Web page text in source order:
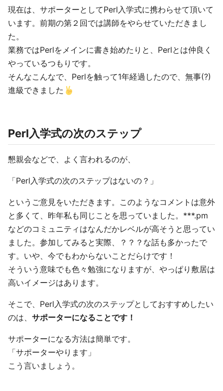
現在は、サポーターとしてPerl入学式に携わらせて頂いて
います。前期の第２回では講師をやらせていただきまし
た。
業務ではPerlをメインに書き始めたりと、Perlとは仲良く
やっているつもりです。
そんなこんなで、Perlを触って1年経過したので、無事(?)
進級できました
Perl入学式の次のステップ
懇親会などで、よく言われるのが、
「Perl入学式の次のステップはないの？」
というご意見をいただきます。このようなコメントは意外
と多くて、昨年私も同じことを思っていました。***.pm
などのコミュニティはなんだかレベルが高そうと思ってい
ました。参加してみると実際、？？？な話も多かったで
す。いや、今でもわからないことだらけです！
そういう意味でも色々勉強になりますが、やっぱり敷居は
高いイメージはあります。
そこで、Perl入学式の次のステップとしておすすめしたい
のは、 サポーターになることです！
サポーターになる方法は簡単です。
「サポーターやります」
こう言いましょう。